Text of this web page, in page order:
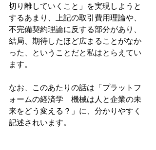
切り離していくこと」を実現しようと
するあまり、上記の取引費用理論や、
不完備契約理論に反する部分があり、
結局、期待したほど広まることがなか
った、ということだと私はとらえてい
ます。
なお、このあたりの話は「プラットフ
ォームの経済学　機械は人と企業の未
来をどう変える？」に、分かりやすく
記述されいます。